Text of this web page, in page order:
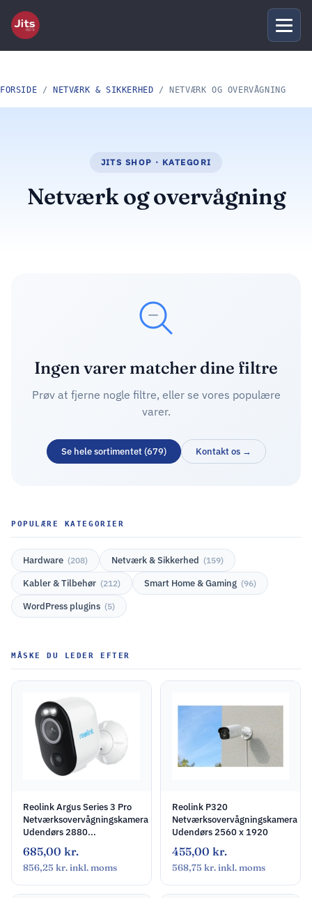
FORSIDE / NETVÆRK & SIKKERHED / NETVÆRK OG OVERVÅGNING
Netværk og overvågning
Ingen varer matcher dine filtre
Prøv at fjerne nogle filtre, eller se vores populære
varer.
Se hele sortimentet (679) Kontakt os →
POPULÆRE KATEGORIER
Hardware (208) Netværk & Sikkerhed (159)
Kabler & Tilbehør (212) Smart Home & Gaming (96)
WordPress plugins (5)
MÅSKE DU LEDER EFTER
Reolink Argus Series 3 Pro
Netværksovervågningskamera
Udendørs 2880...
685,00 kr.
856,25 kr.inkl. moms
Reolink P320
Netværksovervågningskamera
Udendørs 2560 x 1920
455,00 kr.
568,75 kr.inkl. moms